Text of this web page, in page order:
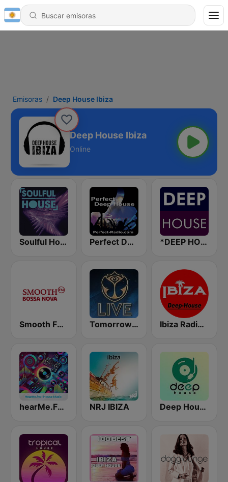
Emisoras Deep House Ibiza
Deep House Ibiza
Online
Soulful House Perfect Deep House *DEEP HOUSE
Smooth FM Bossa Nova Tomorrowland Live Ibiza Radios - Deep House
hearMe.FM House NRJ IBIZA Deep House Radio